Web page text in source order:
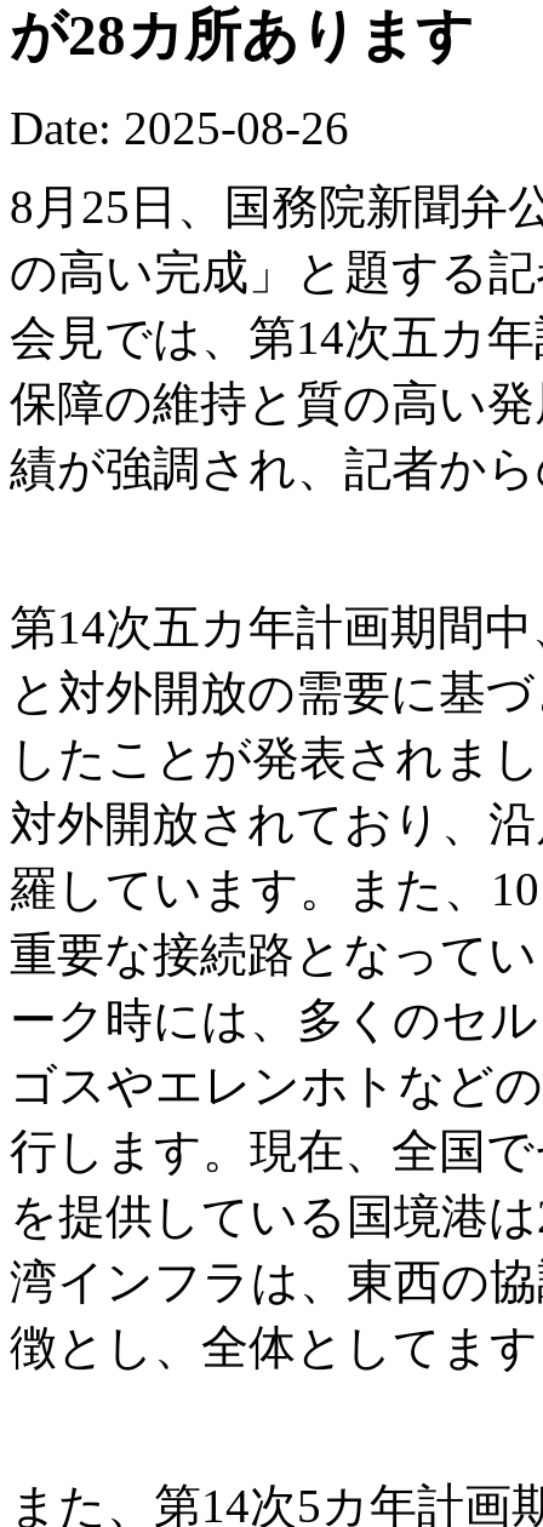
が28カ所あります
Date: 2025-08-26
8月25日、国務院新聞弁
の高い完成」と題する
会見では、第14次五カ
保障の維持と質の高い
績が強調され、記者か
第14次五カ年計画期間
と対外開放の需要に基
したことが発表されま
対外開放されており、
羅しています。また、
重要な接続路となって
ーク時には、多くのセ
ゴスやエレンホトなど
行します。現在、全国
を提供している国境港
湾インフラは、東西の
徴とし、全体としてま
また、第14次5カ年計画